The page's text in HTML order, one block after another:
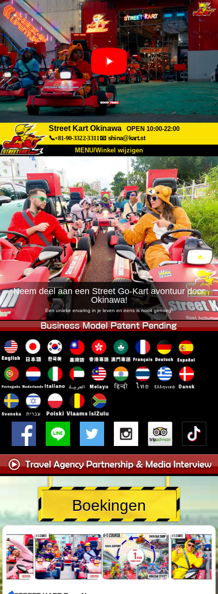
Street Kart Okinawa
OPEN 10:00-22:00
📞+81-90-3322-3311📧 shina@kart.st
MENU/Winkel wijzigen
Over Specificaties Prijzen
Toegang Ervaringen FAQ
Bedrijf Boekingen
Winkel wijzigen
Tokyo Shinagawa Tokyo Akihabara#1
Tokyo Akihabara#2 Tokyo Shibuya
Tokyo Shibuya Annex Tokyo Bay
Tokyo Asakusa Osaka
Okinawa
Neem deel aan een Street Go-Kart avontuur door
Okinawa!
Een unieke ervaring in je leven en eens is nooit genoeg!
Boekingen